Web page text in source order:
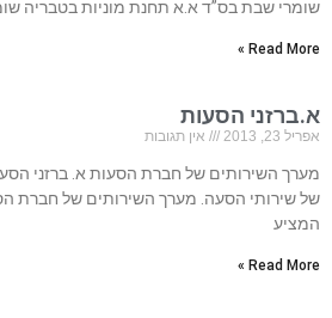
שומרי שבת בס”ד א.א תחנת מוניות בטבריה
Read More »
א.ברזני הסעות
אפריל 23, 2013 אין תגובות
מערך השירותים של חברת הסעות א. ברזני
של שירותי הסעה. מערך השירותים של חברת
המציע
Read More »